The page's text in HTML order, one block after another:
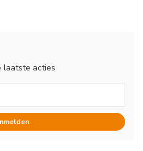
laatste acties